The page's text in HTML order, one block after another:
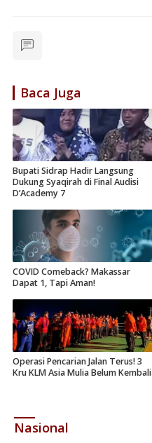
Baca Juga
Bupati Sidrap Hadir Langsung
Dukung Syaqirah di Final Audisi
D’Academy 7
COVID Comeback? Makassar
Dapat 1, Tapi Aman!
Operasi Pencarian Jalan Terus! 3
Kru KLM Asia Mulia Belum Kembali
Nasional